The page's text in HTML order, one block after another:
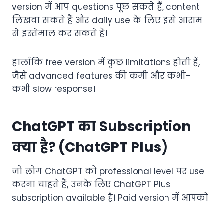
version में आप questions पूछ सकते हैं, content
लिखवा सकते हैं और daily use के लिए इसे आराम
से इस्तेमाल कर सकते हैं।
हालाँकि free version में कुछ limitations होती हैं,
जैसे advanced features की कमी और कभी-
कभी slow response।
ChatGPT का Subscription
क्या है? (ChatGPT Plus)
जो लोग ChatGPT को professional level पर use
करना चाहते हैं, उनके लिए ChatGPT Plus
subscription available है। Paid version में आपको